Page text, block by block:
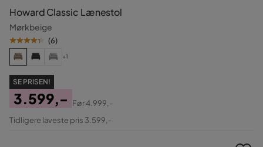
Howard Classic Lænestol
Mørkbeige
(6)
+1
SE PRISEN!
Pris
3.599,-
Original
Før4.999,-
Tidligere laveste pris 3.599,-